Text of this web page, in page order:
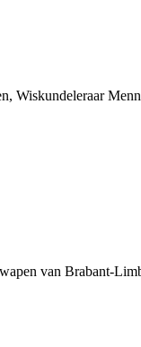
Wiskundeleraar
van Brabant-